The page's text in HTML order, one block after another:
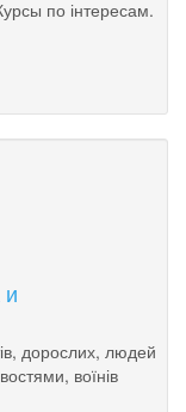
по інтересам.
дорослих, людей
воїнів